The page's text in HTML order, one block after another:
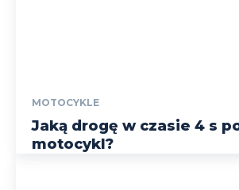
MOTOCYKLE
Jaką drogę w czasie 4 s
motocykl?